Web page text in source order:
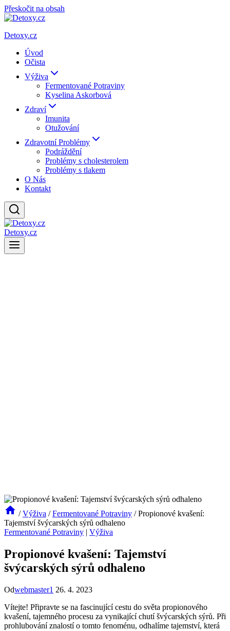
Přeskočit na obsah
Detoxy.cz
Úvod
Očista
Výživa
Fermentované Potraviny
Kyselina Askorbová
Zdraví
Imunita
Otužování
Zdravotní Problémy
Podráždění
Problémy s cholesterolem
Problémy s tlakem
O Nás
Kontakt
Detoxy.cz
/ Výživa / Fermentované Potraviny / Propionové kvašení:
Tajemství švýcarských sýrů odhaleno
Fermentované Potraviny | Výživa
Propionové kvašení: Tajemství
švýcarských sýrů odhaleno
Odwebmaster1 26. 4. 2023
Vítejte! Připravte se na fascinující cestu do světa propionového
kvašení, tajemného procesu za vynikající chutí švýcarských sýrů. Při
prohlubování znalostí o tomto fenoménu, odhalíme tajemství, která